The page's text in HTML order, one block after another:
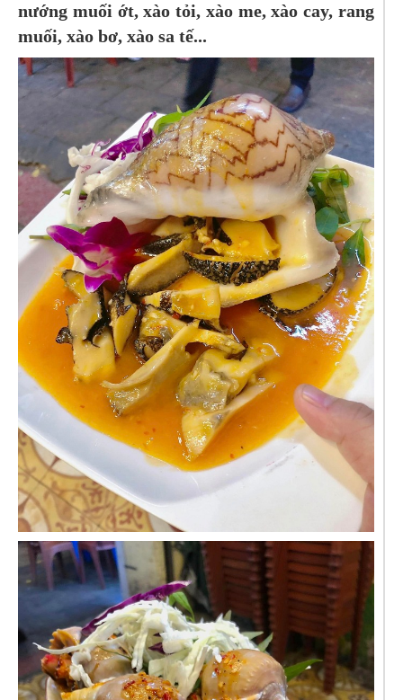
nướng muối ớt, xào tỏi, xào me, xào cay, rang
muối, xào bơ, xào sa tế...